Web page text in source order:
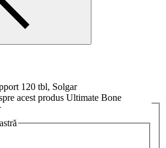
120 tbl, Solgar
acest produs Ultimate Bone